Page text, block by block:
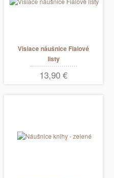
Visiace náušnice Fialové
listy
13,90 €